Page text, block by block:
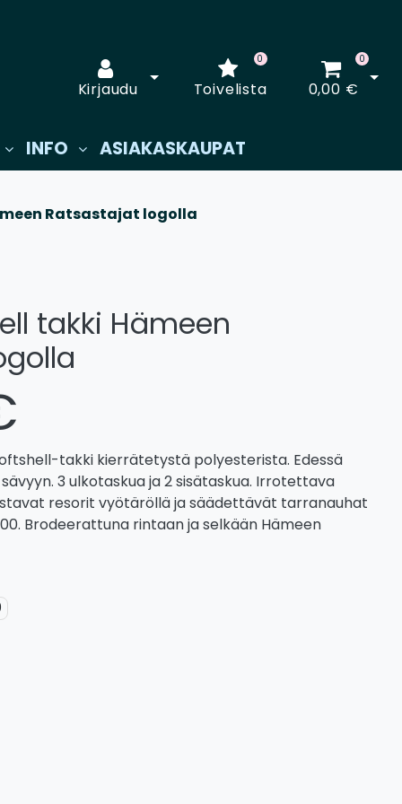
Kirjaudu
Avaa kirjautuminen
Toivelista
0 0
0,00 €
INFO ASIAKASKAUPAT
Ratsastajat logolla
takki Hämeen
takki kierrätetystä polyesterista. Edessä
3 ulkotaskua ja 2 sisätaskua. Irrotettava
resorit vyötäröllä ja säädettävät tarranauhat
Brodeerattuna rintaan ja selkään Hämeen